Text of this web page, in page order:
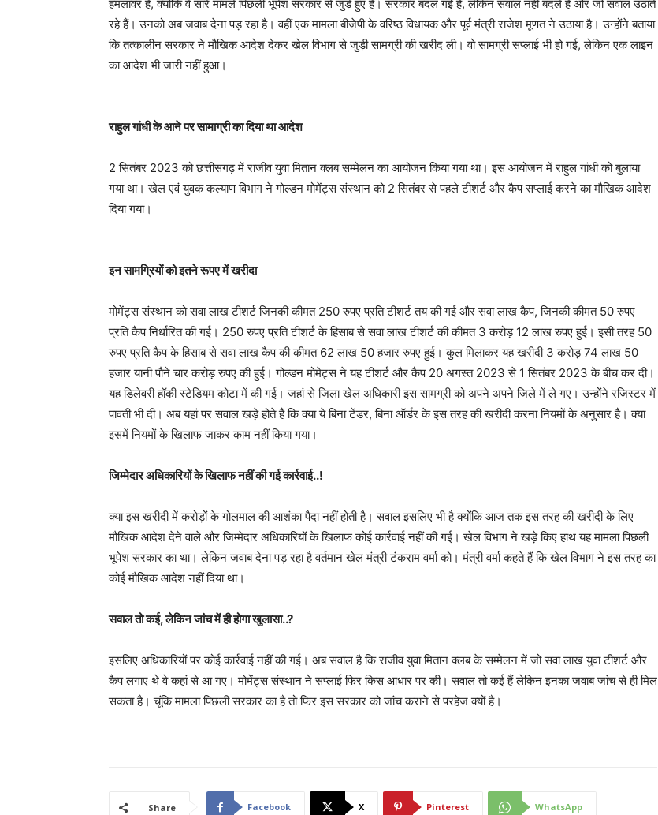
हमलावर हैं, क्योंकि वे सारे मामले पिछली भूपेश सरकार से जुड़े हुए हैं। सरकार बदल गई है, लेकिन सवाल नहीं बदले हैं और जो सवाल उठाते
रहे हैं। उनको अब जवाब देना पड़ रहा है। वहीं एक मामला बीजेपी के वरिष्ठ विधायक और पूर्व मंत्री राजेश मूणत ने उठाया है। उन्होंने बताया
कि तत्कालीन सरकार ने मौखिक आदेश देकर खेल विभाग से जुड़ी सामग्री की खरीद ली। वो सामग्री सप्लाई भी हो गई, लेकिन एक लाइन
का आदेश भी जारी नहीं हुआ।
राहुल गांधी के आने पर सामाग्री का दिया था आदेश
2 सितंबर 2023 को छत्तीसगढ़ में राजीव युवा मितान क्लब सम्मेलन का आयोजन किया गया था। इस आयोजन में राहुल गांधी को बुलाया
गया था। खेल एवं युवक कल्याण विभाग ने गोल्डन मोमेंट्स संस्थान को 2 सितंबर से पहले टीशर्ट और कैप सप्लाई करने का मौखिक आदेश
दिया गया।
इन सामग्रियों को इतने रूपए में खरीदा
मोमेंट्स संस्थान को सवा लाख टीशर्ट जिनकी कीमत 250 रुपए प्रति टीशर्ट तय की गई और सवा लाख कैप, जिनकी कीमत 50 रुपए
प्रति कैप निर्धारित की गई। 250 रुपए प्रति टीशर्ट के हिसाब से सवा लाख टीशर्ट की कीमत 3 करोड़ 12 लाख रुपए हुई। इसी तरह 50
रुपए प्रति कैप के हिसाब से सवा लाख कैप की कीमत 62 लाख 50 हजार रुपए हुई। कुल मिलाकर यह खरीदी 3 करोड़ 74 लाख 50
हजार यानी पौने चार करोड़ रुपए की हुई। गोल्डन मोमेट्स ने यह टीशर्ट और कैप 20 अगस्त 2023 से 1 सितंबर 2023 के बीच कर दी।
यह डिलेवरी हॉकी स्टेडियम कोटा में की गई। जहां से जिला खेल अधिकारी इस सामग्री को अपने अपने जिले में ले गए। उन्होंने रजिस्टर में
पावती भी दी। अब यहां पर सवाल खड़े होते हैं कि क्या ये बिना टेंडर, बिना ऑर्डर के इस तरह की खरीदी करना नियमों के अनुसार है। क्या
इसमें नियमों के खिलाफ जाकर काम नहीं किया गया।
जिम्मेदार अधिकारियों के खिलाफ नहीं की गई कार्रवाई..!
क्या इस खरीदी में करोड़ों के गोलमाल की आशंका पैदा नहीं होती है। सवाल इसलिए भी है क्योंकि आज तक इस तरह की खरीदी के लिए
मौखिक आदेश देने वाले और जिम्मेदार अधिकारियों के खिलाफ कोई कार्रवाई नहीं की गई। खेल विभाग ने खड़े किए हाथ यह मामला पिछली
भूपेश सरकार का था। लेकिन जवाब देना पड़ रहा है वर्तमान खेल मंत्री टंकराम वर्मा को। मंत्री वर्मा कहते हैं कि खेल विभाग ने इस तरह का
कोई मौखिक आदेश नहीं दिया था।
सवाल तो कई, लेकिन जांच में ही होगा खुलासा..?
इसलिए अधिकारियों पर कोई कार्रवाई नहीं की गई। अब सवाल है कि राजीव युवा मितान क्लब के सम्मेलन में जो सवा लाख युवा टीशर्ट और
कैप लगाए थे वे कहां से आ गए। मोमेंट्स संस्थान ने सप्लाई फिर किस आधार पर की। सवाल तो कई हैं लेकिन इनका जवाब जांच से ही मिल
सकता है। चूंकि मामला पिछली सरकार का है तो फिर इस सरकार को जांच कराने से परहेज क्यों है।
Share Facebook X Pinterest WhatsApp